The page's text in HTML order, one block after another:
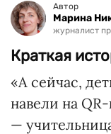
Автор
Марина
журналист
Краткая
«А сейчас,
навели на
—